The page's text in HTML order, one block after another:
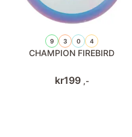
9 3 0 4
CHAMPION FIREBIRD
kr199 ,-